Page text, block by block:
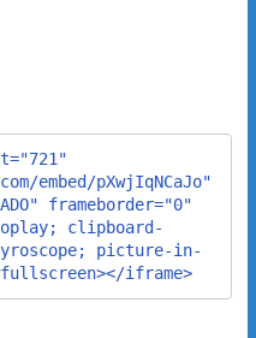
embed/pXwjIqNCaJo"
frameborder="0"
clipboard-
picture-in-
iframe>